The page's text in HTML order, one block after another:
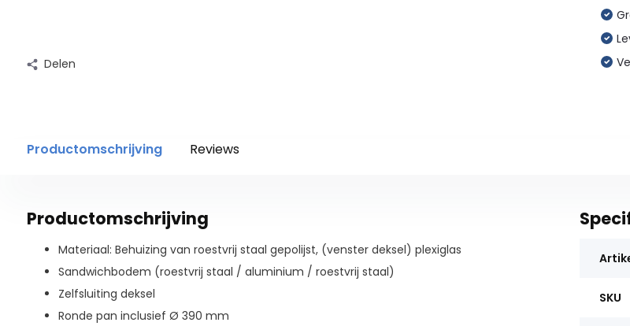
Delen
Productomschrijving Reviews
Productomschrijving
Materiaal: Behuizing van roestvrij staal gepolijst, (venster deksel) plexiglas
Sandwichbodem (roestvrij staal / aluminium / roestvrij staal)
Zelfsluiting deksel
Ronde pan inclusief Ø 390 mm
SKU